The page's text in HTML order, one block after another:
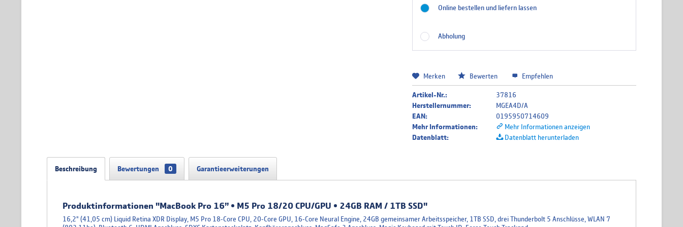
Portugiesisch Tastatur Layout
Online bestellen und liefern lassen
Abholung
Merken Bewerten Empfehlen
Artikel-Nr.:
37816
Herstellernummer:
MGEA4D/A
EAN:
0195950714609
Mehr Informationen:
Mehr Informationen anzeigen
Datenblatt:
Datenblatt herunterladen
Beschreibung Bewertungen 0 Garantieerweiterungen
Produktinformationen "MacBook Pro 16” • M5 Pro 18/20 CPU/GPU • 24GB RAM / 1TB SSD"
16,2" (41,05 cm) Liquid Retina XDR Display, M5 Pro 18‑Core CPU, 20‑Core GPU, 16‑Core Neural Engine, 24GB gemeinsamer Arbeitsspeicher, 1TB SSD, drei Thunderbolt 5 Anschlüsse, WLAN 7